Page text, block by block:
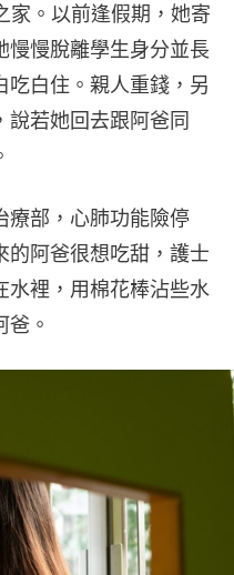
家。以前逢假期，她寄
慢慢脫離學生身分並長
吃白住。親人重錢，另
說若她回去跟阿爸同
療部，心肺功能險停
的阿爸很想吃甜，護士
水裡，用棉花棒沾些水
。